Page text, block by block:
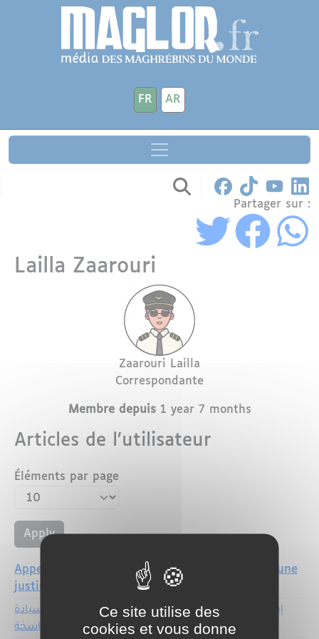
Aller au contenu principal
FR AR
Partager sur :
Lailla Zaarouri
Nom
Zaarouri Prénom
Lailla
Correspondante
Membre depuis1 year 7 months
Articles de l’utilisateur
Éléments par page
Appel à la FRMF pour l’égalité des chances et une
justice arbitrale équitable
إماراتُ القمم: ركيزة عالمية تقودُ مستقبل الطاقة بسيادة
راسخة
Panneau de gestion des cookies
Ce site utilise des
cookies et vous donne